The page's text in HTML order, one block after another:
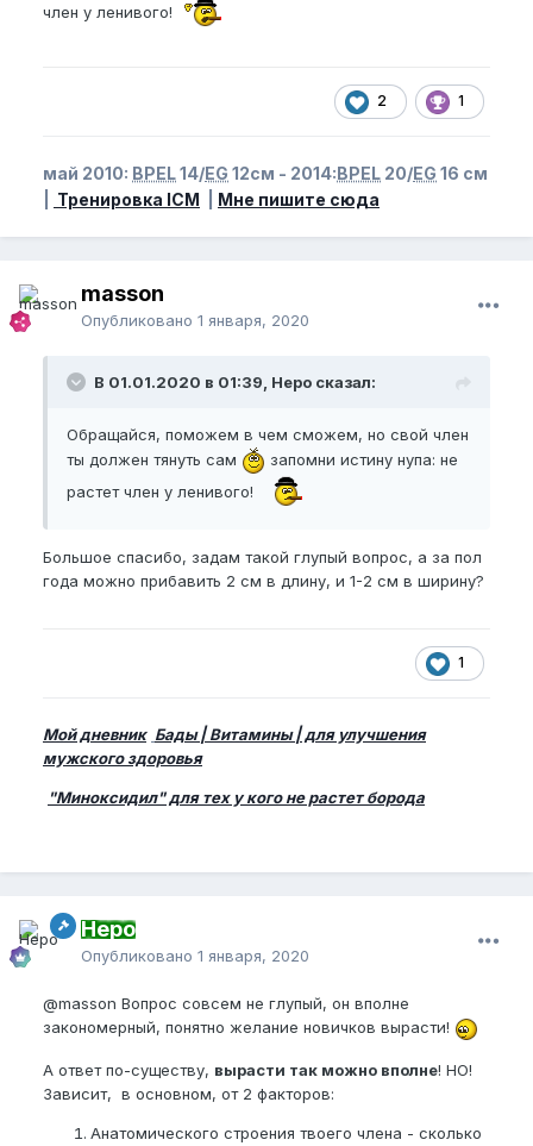
член у ленивого!
2 1
май 2010: BPEL14/EG 12см - 2014:BPEL 20/EG 16 см
Тренировка ICM Мне пишите сюда
masson
Опубликовано 1 января, 2020
В 01.01.2020 в 01:39, Неро сказал:
Обращайся, поможем в чем сможем, но свой член
ты должен тянуть сам
запомни истину нупа: не
растет член у ленивого!
Большое спасибо, задам такой глупый вопрос, а за пол
года можно прибавить 2 см в длину, и 1-2 см в ширину?
1
Мой дневник Бады | Витамины | для улучшения
мужского здоровья
"Миноксидил" для тех у кого не растет борода
Неро
Опубликовано 1 января, 2020
@masson Вопрос совсем не глупый, он вполне
закономерный, понятно желание новичков вырасти!
А ответ по-существу, вырасти так можно вполне! НО!
Зависит, в основном, от 2 факторов:
Анатомического строения твоего члена - сколько